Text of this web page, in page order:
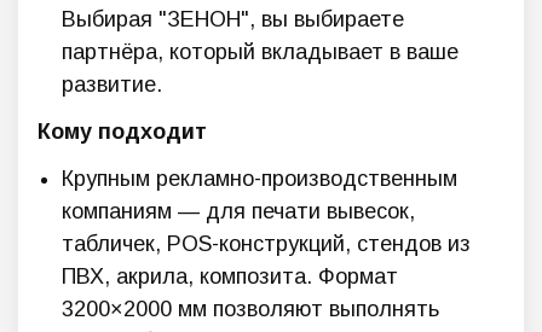
Выбирая "ЗЕНОН", вы выбираете
партнёра, который вкладывает в ваше
развитие.
Кому подходит
Крупным рекламно-производственным
компаниям — для печати вывесок,
табличек, POS-конструкций, стендов из
ПВХ, акрила, композита. Формат
3200×2000 мм позволяют выполнять